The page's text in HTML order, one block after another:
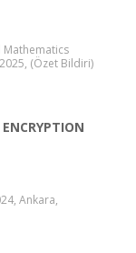
(Özet Bildiri)
Ankara,